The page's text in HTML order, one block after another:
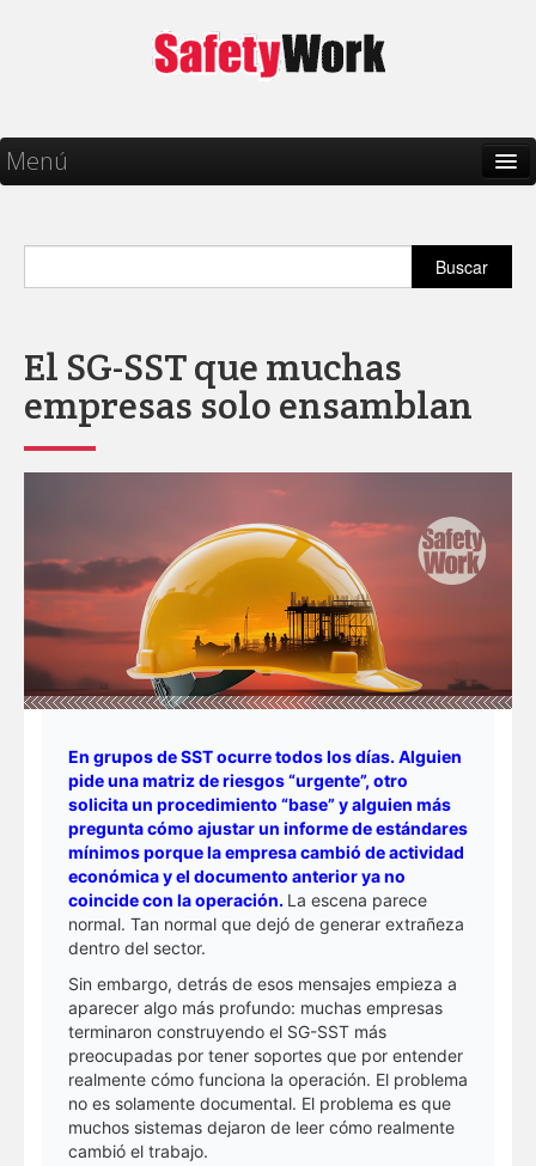
Menú
Seguros
Legislaciones
Infografías
Noticias
Sociales
Safety Solutions
Buscar
El SG-SST que muchas
empresas solo ensamblan
En grupos de SST ocurre todos los días. Alguien
pide una matriz de riesgos “urgente”, otro
solicita un procedimiento “base” y alguien más
pregunta cómo ajustar un informe de estándares
mínimos porque la empresa cambió de actividad
económica y el documento anterior ya no
coincide con la operación. La escena parece
normal. Tan normal que dejó de generar extrañeza
dentro del sector.
Sin embargo, detrás de esos mensajes empieza a
aparecer algo más profundo: muchas empresas
terminaron construyendo el SG-SST más
preocupadas por tener soportes que por entender
realmente cómo funciona la operación. El problema
no es solamente documental. El problema es que
muchos sistemas dejaron de leer cómo realmente
cambió el trabajo.